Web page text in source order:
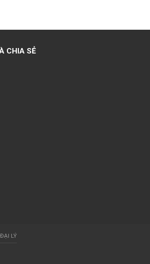
CHIA SẺ
LÝ